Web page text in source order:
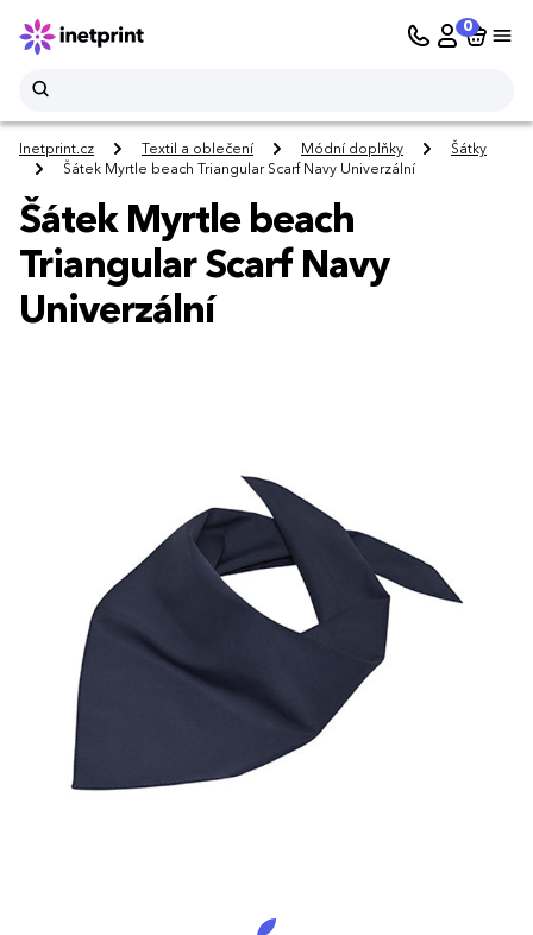
0
Inetprint.cz Textil a oblečení Módní doplňky
Šátky
Šátek Myrtle beach Triangular Scarf Navy Univerzální
Šátek Myrtle beach
Triangular Scarf Navy
Univerzální